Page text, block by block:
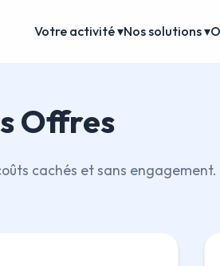
Votre activité ▾Nos solutions ▾
Offres
cachés et sans engagement.